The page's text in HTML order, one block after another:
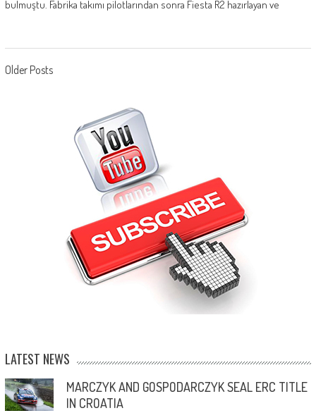
bulmuştu. Fabrika takımı pilotlarından sonra Fiesta R2 hazırlayan ve
Posts navigation
Older Posts
LATEST NEWS
MARCZYK AND GOSPODARCZYK SEAL ERC TITLE
IN CROATIA